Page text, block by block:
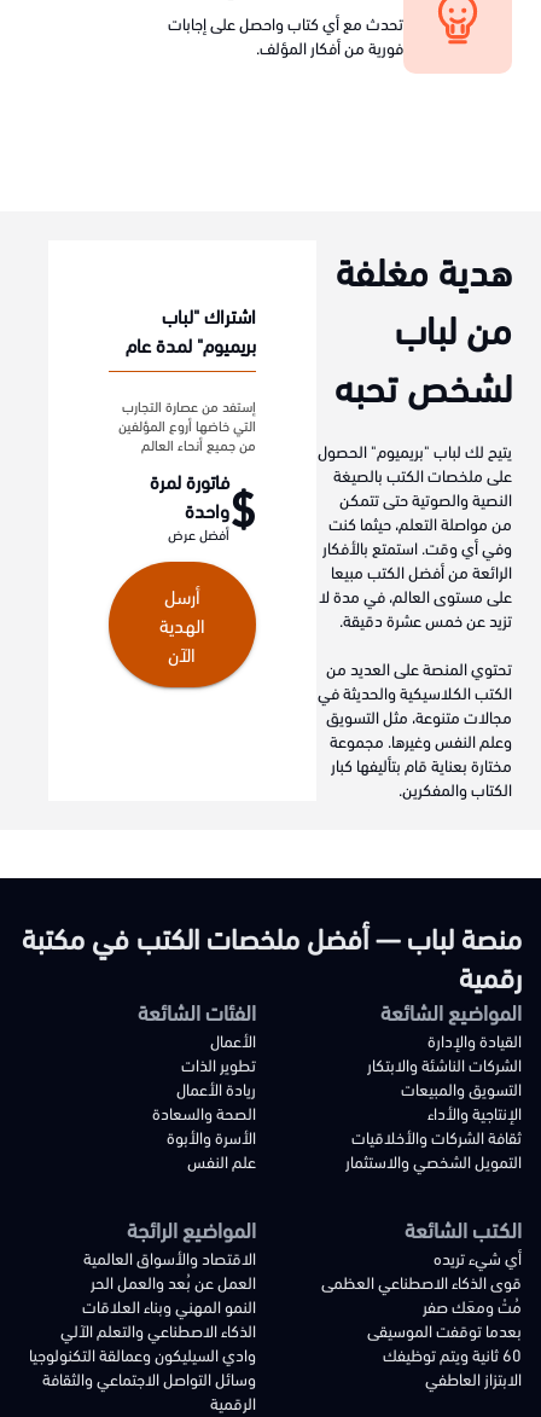
تحدث مع أي كتاب واحصل على إجابات
فورية من أفكار المؤلف.
هدية مغلفة
من لباب
لشخص تحبه
يتيح لك لباب "بريميوم" الحصول
على ملخصات الكتب بالصيغة
النصية والصوتية حتى تتمكن
من مواصلة التعلم، حيثما كنت
وفي أي وقت. استمتع بالأفكار
الرائعة من أفضل الكتب مبيعا
على مستوى العالم، في مدة لا
تزيد عن خمس عشرة دقيقة.
تحتوي المنصة على العديد من
الكتب الكلاسيكية والحديثة في
مجالات متنوعة، مثل التسويق
وعلم النفس وغيرها. مجموعة
مختارة بعناية قام بتأليفها كبار
الكتاب والمفكرين.
اشتراك "لباب
بريميوم" لمدة عام
إستفد من عصارة التجارب
التي خاضها أروع المؤلفين
من جميع أنحاء العالم
$فاتورة لمرة
واحدة
أفضل عرض
أرسل
الهدية
الآن
منصة لباب — أفضل ملخصات الكتب في مكتبة
رقمية
المواضيع الشائعة
القيادة والإدارة
الشركات الناشئة والابتكار
التسويق والمبيعات
الإنتاجية والأداء
ثقافة الشركات والأخلاقيات
التمويل الشخصي والاستثمار
الفئات الشائعة
الأعمال
تطوير الذات
ريادة الأعمال
الصحة والسعادة
الأسرة والأبوة
علم النفس
الكتب الشائعة
أي شيء تريده
قوى الذكاء الاصطناعي العظمى
مُتْ ومعَك صفر
بعدما توقفت الموسيقى
60 ثانية ويتم توظيفك
الابتزاز العاطفي
المواضيع الرائجة
الاقتصاد والأسواق العالمية
العمل عن بُعد والعمل الحر
النمو المهني وبناء العلاقات
الذكاء الاصطناعي والتعلم الآلي
وادي السيليكون وعمالقة التكنولوجيا
وسائل التواصل الاجتماعي والثقافة
الرقمية